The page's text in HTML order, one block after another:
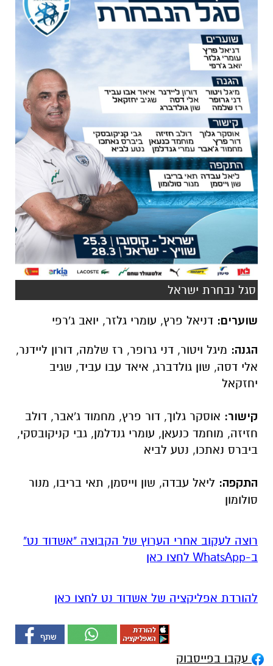
סגל נבחרת ישראל
שוערים: דניאל פרץ, עומרי גלזר, יואב ג'רפי
הגנה: מיגל ויטור, דני גרופר, רז שלמה, דורון ליידנר,
אלי דסה, שון גולדברג, איאד עבו עביד, שגיב
יחזקאל
קישור: אוסקר גלוך, דור פרץ, מחמוד ג'אבר, דולב
חזיזה, מוחמד כנעאן, עומרי גנדלמן, גבי קניקובסקי,
ביברס נאתכו, נטע לביא
התקפה: ליאל עבדה, שון וייסמן, תאי בריבו, מנור
סולומון
רוצה לעקוב אחרי הערוץ של הקבוצה "אשדוד נט"
ב-WhatsApp לחצו כאן
להורדת אפליקציה של אשדוד נט לחצו כאן
עקבו בפייסבוק